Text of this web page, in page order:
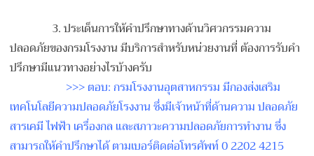
3. ประเด็นการให้คำปรึกษาทางด้านวิศวกรรมความ
ปลอดภัยของกรมโรงงาน มีบริการสำหรับหน่วยงานที่ ต้องการรับคำ
ปรึกษามีแนวทางอย่างไรบ้างครับ
>>> ตอบ: กรมโรงงานอุตสาหกรรม มีกองส่งเสริม
เทคโนโลยีความปลอดภัยโรงงาน ซึ่งมีเจ้าหน้าที่ด้านความ ปลอดภัย
สารเคมี ไฟฟ้า เครื่องกล และสภาวะความปลอดภัยการทำงาน ซึ่ง
สามารถให้คำปรึกษาได้ ตามเบอร์ติดต่อโทรศัพท์ 0 2202 4215